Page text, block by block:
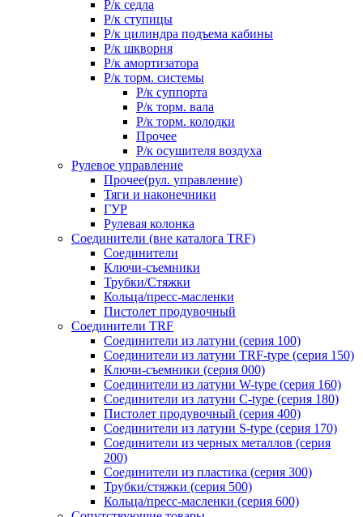
Р/к седла
Р/к ступицы
Р/к цилиндра подъема кабины
Р/к шкворня
Р/к амортизатора
Р/к торм. системы
Р/к суппорта
Р/к торм. вала
Р/к торм. колодки
Прочее
Р/к осушителя воздуха
Рулевое управление
Прочее(рул. управление)
Тяги и наконечники
ГУР
Рулевая колонка
Соединители (вне каталога TRF)
Соединители
Ключи-cъемники
Трубки/Стяжки
Кольца/пресс-масленки
Пистолет продувочный
Соединители TRF
Соединители из латуни (серия 100)
Соединители из латуни TRF-type (серия 150)
Ключи-съемники (серия 000)
Соединители из латуни W-type (серия 160)
Соединители из латуни С-type (серия 180)
Пистолет продувочный (серия 400)
Соединители из латуни S-type (серия 170)
Соединители из черных металлов (серия
200)
Соединители из пластика (серия 300)
Трубки/стяжки (серия 500)
Кольца/пресс-масленки (серия 600)